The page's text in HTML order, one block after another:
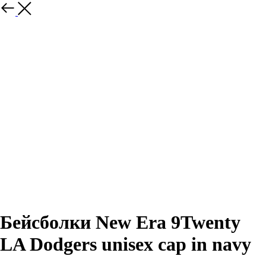
Назад
Бейсболки New Era 9Twenty
LA Dodgers unisex cap in navy